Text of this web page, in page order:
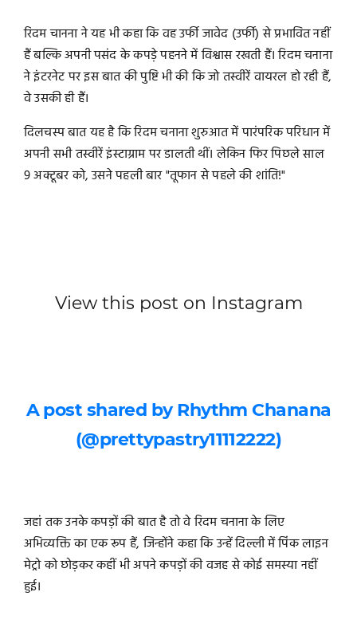
रिदम चानना ने यह भी कहा कि वह उर्फी जावेद (उर्फी) से प्रभावित नहीं
हैं बल्कि अपनी पसंद के कपड़े पहनने में विश्वास रखती हैं। रिदम चनाना
ने इंटरनेट पर इस बात की पुष्टि भी की कि जो तस्वीरें वायरल हो रही हैं,
वे उसकी ही हैं।
दिलचस्प बात यह है कि रिदम चनाना शुरुआत में पारंपरिक परिधान में
अपनी सभी तस्वीरें इंस्टाग्राम पर डालती थीं। लेकिन फिर पिछले साल
9 अक्टूबर को, उसने पहली बार "तूफान से पहले की शांति!"
View this post on Instagram
A post shared by Rhythm Chanana
(@prettypastry11112222)
जहां तक उनके कपड़ों की बात है तो वे रिदम चनाना के लिए
अभिव्यक्ति का एक रूप हैं, जिन्होंने कहा कि उन्हें दिल्ली में पिंक लाइन
मेट्रो को छोड़कर कहीं भी अपने कपड़ों की वजह से कोई समस्या नहीं
हुई।